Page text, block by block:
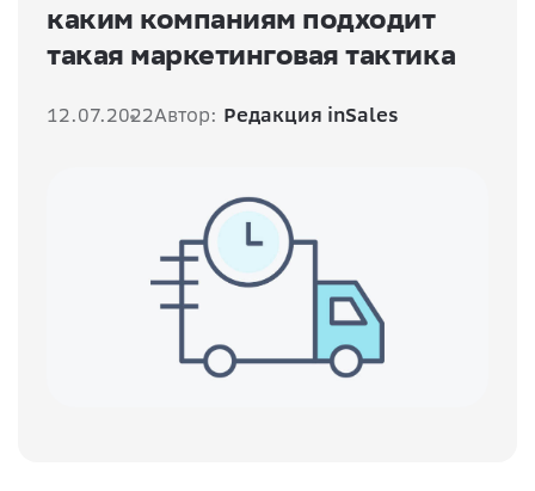
каким компаниям подходит
такая маркетинговая тактика
12.07.2022Автор: Редакция inSales